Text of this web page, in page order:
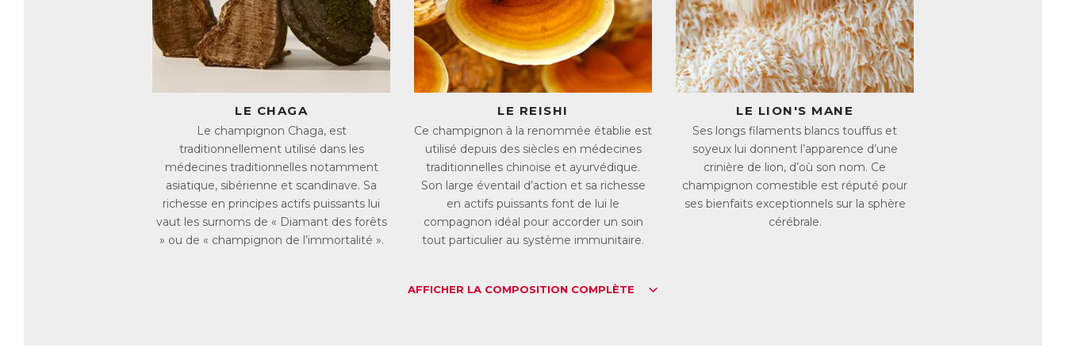
fibres spécifiques favorisent la croissance et l’activité d’un microbiote intestinal sain, octroyant au Reishi un fort
potentiel prébiotique.
Lion’s Mane : la « crinière de lion »
Hericium Erinaceus, aussi appelé Lion’s Mane, est un champignon comestible fascinant dont les vertus sont
particulièrement dues à deux molécules qu’il renferme : les héricénones et les érinacines.
En encourageant notamment la production du Facteur de Croissance Nerveuse (NGF), ces molécules
réorganisation neuronale).
De plus, la forte action antioxydante du Lion’s Mane fait de lui un allié indéniable en prévention d’un déclin
cognitif.
Pleurote Jaune : le « champignon doré »
Originaire d’Asie et avec une vive couleur jaune doré, le Pleurotus Citrinopileatus , est un champignon comestible
aux nombreux bienfaits.
Si sa composition en molécules bénéfiques fait du Pleurote Jaune un champignon polyvalent, sa richesse en
Aussi, le Pleurote Jaune contient un acide aminé unique, l’ergothionéine, hautement antioxydant permettant de
LE CHAGA
Le champignon Chaga, est
traditionnellement utilisé dans les
médecines traditionnelles notamment
asiatique, sibérienne et scandinave. Sa
richesse en principes actifs puissants lui
vaut les surnoms de « Diamant des forêts
» ou de « champignon de l’immortalité ».
LE REISHI
Ce champignon à la renommée établie est
utilisé depuis des siècles en médecines
traditionnelles chinoise et ayurvédique.
Son large éventail d’action et sa richesse
en actifs puissants font de lui le
compagnon idéal pour accorder un soin
tout particulier au système immunitaire.
LE LION'S MANE
Ses longs filaments blancs touffus et
soyeux lui donnent l’apparence d’une
crinière de lion, d’où son nom. Ce
champignon comestible est réputé pour
ses bienfaits exceptionnels sur la sphère
cérébrale.
AFFICHER LA COMPOSITION COMPLÈTE